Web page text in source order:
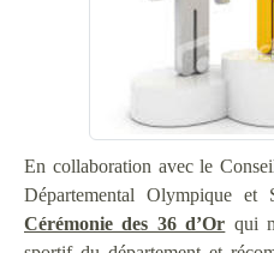
En collaboration avec le
Départemental Olympique
Cérémonie des 36 d’Or qui